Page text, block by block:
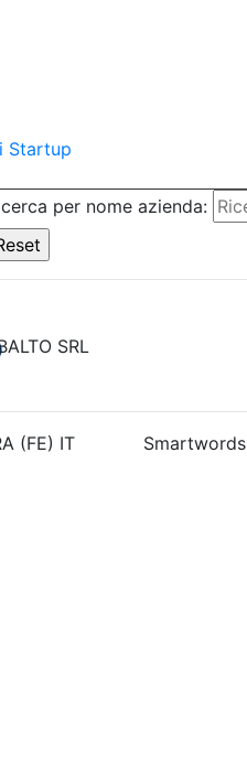
Startup
per nome azienda:
SRL
(FE) IT
Smartwords